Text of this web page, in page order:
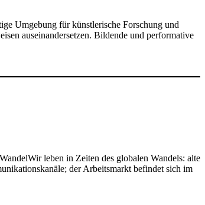
Umgebung für künstlerische Forschung und
auseinandersetzen. Bildende und performative
leben in Zeiten des globalen Wandels: alte
der Arbeitsmarkt befindet sich im